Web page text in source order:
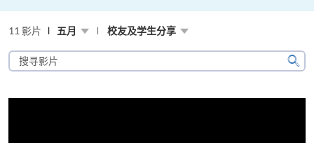
11 影片 五月 校友及学生分享
搜
寻
片
搜